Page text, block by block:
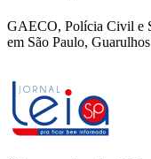
GAECO, Polícia Civil e
em São Paulo,